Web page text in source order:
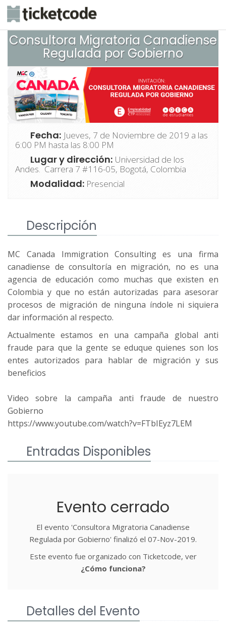
Consultora Migratoria Canadiense
Regulada por Gobierno
Fecha: Jueves, 7 de Noviembre de 2019 a las
6:00 PM hasta las 8:00 PM
Lugar y dirección: Universidad de los
Andes. Carrera 7 #116-05, Bogotá, Colombia
Modalidad: Presencial
Descripción
MC Canada Immigration Consulting es una firma
canadiense de consultoría en migración, no es una
agencia de educación como muchas que existen en
Colombia y que no están autorizadas para asesorar
procesos de migración de ninguna índole ni siquiera
dar información al respecto.
Actualmente estamos en una campaña global anti
fraude para que la gente se eduque quienes son los
entes autorizados para hablar de migración y sus
beneficios
Video sobre la campaña anti fraude de nuestro
Gobierno
https://www.youtube.com/watch?v=FTbIEyz7LEM
Entradas Disponibles
Evento cerrado
El evento 'Consultora Migratoria Canadiense
Regulada por Gobierno' finalizó el 07-Nov-2019.
Este evento fue organizado con Ticketcode, ver
¿Cómo funciona?
Detalles del Evento